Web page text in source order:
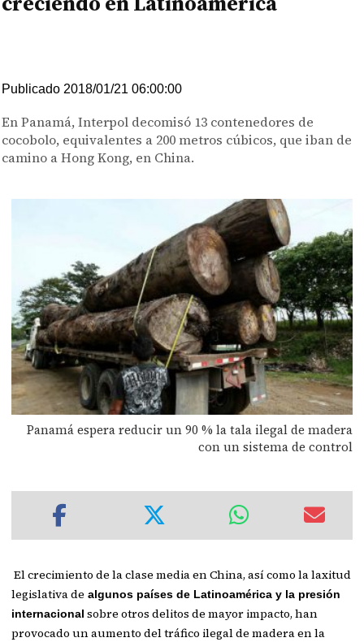
Publicado 2018/01/21 06:00:00
En Panamá, Interpol decomisó 13 contenedores de
cocobolo, equivalentes a 200 metros cúbicos, que iban de
camino a Hong Kong, en China.
Panamá espera reducir un 90 % la tala ilegal de madera
con un sistema de control
El crecimiento de la clase media en China, así como la laxitud
legislativa de algunos países de Latinoamérica y la presión
internacional sobre otros delitos de mayor impacto, han
provocado un aumento del tráfico ilegal de madera en la